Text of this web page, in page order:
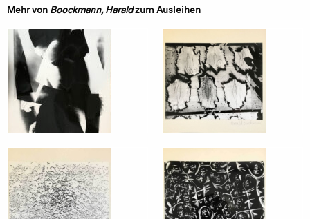
Mehr vonBoockmann, Haraldzum Ausleihen